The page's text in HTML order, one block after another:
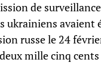
de
ukrainiens avaient
russe le 24
mille cinq